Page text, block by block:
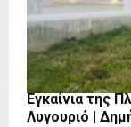
Εγκαίνια της
Λυγουριό |